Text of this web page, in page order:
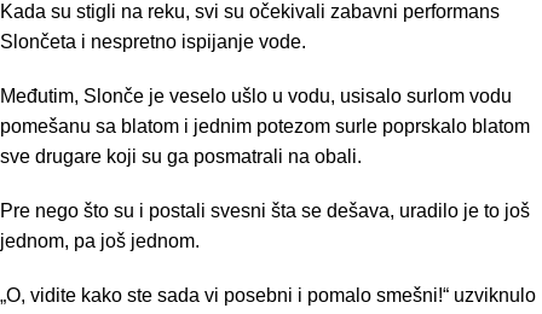
Kada su stigli na reku, svi su očekivali zabavni performans
Slončeta i nespretno ispijanje vode.
Međutim, Slonče je veselo ušlo u vodu, usisalo surlom vodu
pomešanu sa blatom i jednim potezom surle poprskalo blatom
sve drugare koji su ga posmatrali na obali.
Pre nego što su i postali svesni šta se dešava, uradilo je to još
jednom, pa još jednom.
„O, vidite kako ste sada vi posebni i pomalo smešni!“ uzviknulo